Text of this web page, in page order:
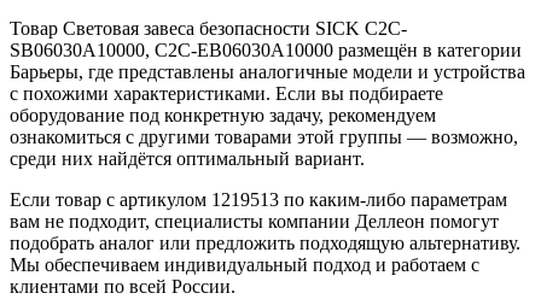
Товар Световая завеса безопасности SICK C2C-
SB06030A10000, C2C-EB06030A10000 размещён в категории
Барьеры, где представлены аналогичные модели и устройства
с похожими характеристиками. Если вы подбираете
оборудование под конкретную задачу, рекомендуем
ознакомиться с другими товарами этой группы — возможно,
среди них найдётся оптимальный вариант.
Если товар с артикулом 1219513 по каким-либо параметрам
вам не подходит, специалисты компании Деллеон помогут
подобрать аналог или предложить подходящую альтернативу.
Мы обеспечиваем индивидуальный подход и работаем с
клиентами по всей России.